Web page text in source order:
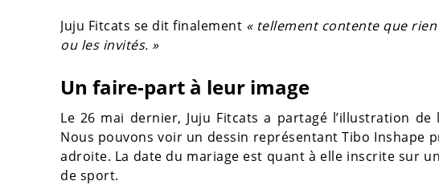
Juju Fitcats se dit finalement « tellement contente que
ou les invités. »
Un faire-part à leur image
Le 26 mai dernier, Juju Fitcats a partagé l’illustration
Nous pouvons voir un dessin représentant Tibo Inshape
adroite. La date du mariage est quant à elle inscrite sur
de sport.